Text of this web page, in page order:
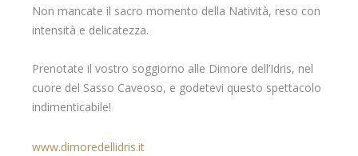
Non mancate il sacro momento della Natività, reso con
intensità e delicatezza.
Prenotate il vostro soggiorno alle Dimore dell’Idris, nel
cuore del Sasso Caveoso, e godetevi questo spettacolo
indimenticabile!
www.dimoredellidris.it